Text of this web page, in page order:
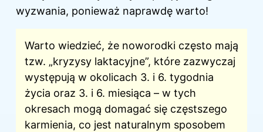
wyzwania, ponieważ naprawdę warto!
Warto wiedzieć, że noworodki często mają
tzw. „kryzysy laktacyjne”, które zazwyczaj
występują w okolicach 3. i 6. tygodnia
życia oraz 3. i 6. miesiąca – w tych
okresach mogą domagać się częstszego
karmienia, co jest naturalnym sposobem